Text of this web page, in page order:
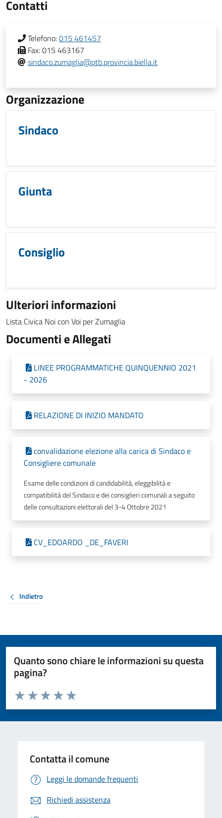
Contatti
Telefono:015 461457
Fax:015 463167
sindaco.zumaglia@ptb.provincia.biella.it
Organizzazione
Sindaco
Giunta
Consiglio
Ulteriori informazioni
Lista Civica Noi con Voi per Zumaglia
Documenti e Allegati
LINEE PROGRAMMATICHE QUINQUENNIO 2021
- 2026
RELAZIONE DI INIZIO MANDATO
convalidazione elezione alla carica di Sindaco e
Consigliere comunale
Esame delle condizioni di candidabilità, eleggibilità e
compatibilità del Sindaco e dei consiglieri comunali a seguito
delle consultazioni elettorali del 3-4 Ottobre 2021
CV_EDOARDO _DE_FAVERI
Indietro
Quanto sono chiare le informazioni su questa
pagina?
Valuta da 1 a 5 stelle la pagina
Valuta 5 stelle su 5
Valuta 4 stelle su 5
Valuta 3 stelle su 5
Valuta 2 stelle su 5
Valuta 1 stelle su 5
Contatta il comune
Leggi le domande frequenti
Richiedi assistenza